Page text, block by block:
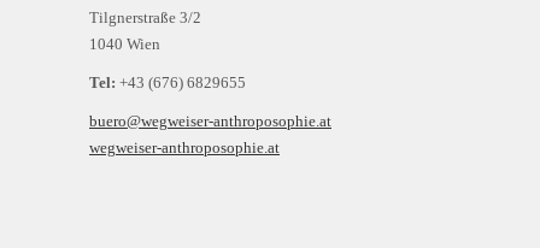
Tilgnerstraße 3/2
1040 Wien
Tel: +43 (676) 6829655
buero@wegweiser-anthroposophie.at
wegweiser-anthroposophie.at